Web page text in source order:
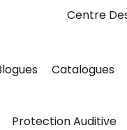
Centre
Catalogues
Protection Auditive